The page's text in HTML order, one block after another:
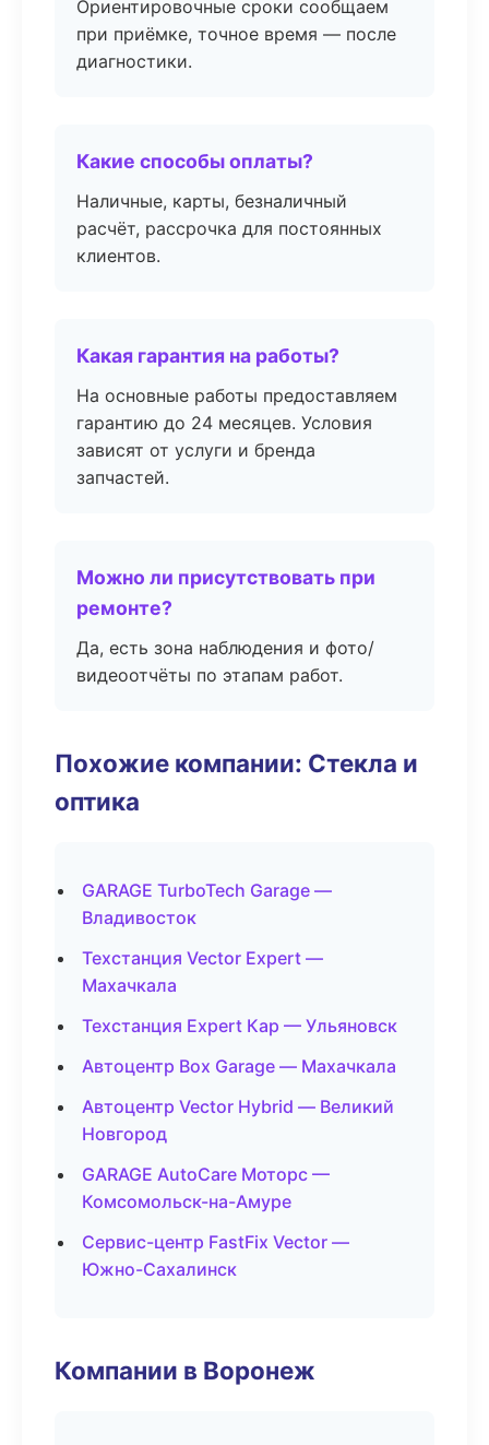
Ориентировочные сроки сообщаем
при приёмке, точное время — после
диагностики.
Какие способы оплаты?
Наличные, карты, безналичный
расчёт, рассрочка для постоянных
клиентов.
Какая гарантия на работы?
На основные работы предоставляем
гарантию до 24 месяцев. Условия
зависят от услуги и бренда
запчастей.
Можно ли присутствовать при
ремонте?
Да, есть зона наблюдения и фото/
видеоотчёты по этапам работ.
Похожие компании: Стекла и
оптика
GARAGE TurboTech Garage —
Владивосток
Техстанция Vector Expert —
Махачкала
Техстанция Expert Кар — Ульяновск
Автоцентр Box Garage — Махачкала
Автоцентр Vector Hybrid — Великий
Новгород
GARAGE AutoCare Моторс —
Комсомольск-на-Амуре
Сервис-центр FastFix Vector —
Южно-Сахалинск
Компании в Воронеж